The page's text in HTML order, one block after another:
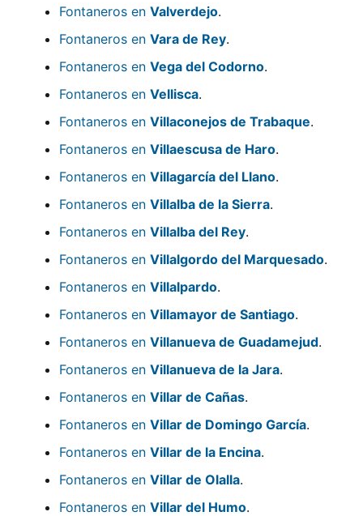
Fontaneros en Valverdejo.
Fontaneros en Vara de Rey.
Fontaneros en Vega del Codorno.
Fontaneros en Vellisca.
Fontaneros en Villaconejos de Trabaque.
Fontaneros en Villaescusa de Haro.
Fontaneros en Villagarcía del Llano.
Fontaneros en Villalba de la Sierra.
Fontaneros en Villalba del Rey.
Fontaneros en Villalgordo del Marquesado.
Fontaneros en Villalpardo.
Fontaneros en Villamayor de Santiago.
Fontaneros en Villanueva de Guadamejud.
Fontaneros en Villanueva de la Jara.
Fontaneros en Villar de Cañas.
Fontaneros en Villar de Domingo García.
Fontaneros en Villar de la Encina.
Fontaneros en Villar de Olalla.
Fontaneros en Villar del Humo.